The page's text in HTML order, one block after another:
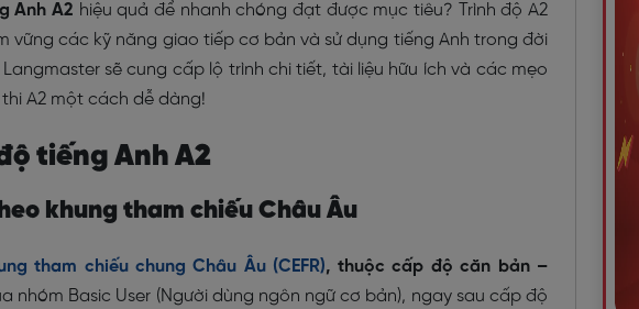
Anh A2 hiệu quả để nhanh chóng đạt được mục tiêu? Trình độ A2
vững các kỹ năng giao tiếp cơ bản và sử dụng tiếng Anh trong đời
sẽ cung cấp lộ trình chi tiết, tài liệu hữu ích và các mẹo
A2 một cách dễ dàng!
tiếng Anh A2
khung tham chiếu Châu Âu
tham chiếu chung Châu Âu (CEFR), thuộc cấp độ căn bản –
nhóm Basic User (Người dùng ngôn ngữ cơ bản), ngay sau cấp độ